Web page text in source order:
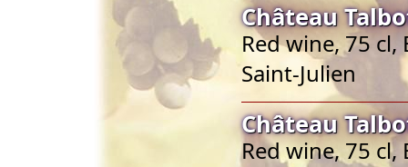
Château
Red wine, 75
Saint-Julien
Château
Red wine, 75